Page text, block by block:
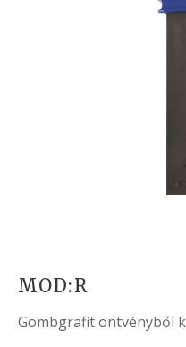
MOD:R
Gömbgrafit öntvényből